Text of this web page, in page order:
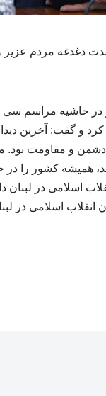
دغدغه مردم عزیز
در حاشیه مراسم سی
و گفت: آخرین
و مقاومت بود.
همیشه کشور را
اسلامی در لبنان
اسلامی در